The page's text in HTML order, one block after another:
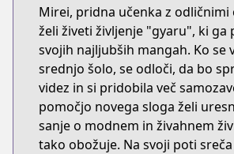
Mirei, pridna učenka z odličnimi
želi živeti življenje "gyaru", ki ga
svojih najljubših mangah. Ko se
srednjo šolo, se odloči, da bo
videz in si pridobila več
pomočjo novega sloga želi
sanje o modnem in živahnem
tako obožuje. Na svoji poti